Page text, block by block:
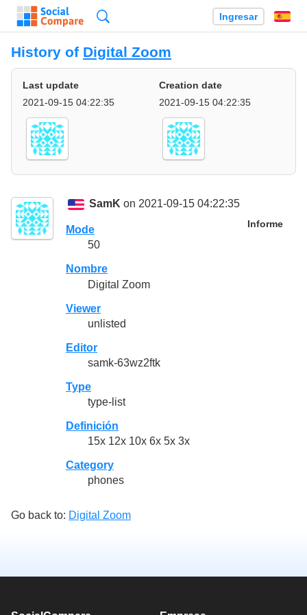
Ingresar
History of Digital Zoom
Last update
2021-09-15 04:22:35
Creation date
2021-09-15 04:22:35
SamK on 2021-09-15 04:22:35
Informe
Mode
50
Nombre
Digital Zoom
Viewer
unlisted
Editor
samk-63wz2ftk
Type
type-list
Definición
15x 12x 10x 6x 5x 3x
Category
phones
Go back to: Digital Zoom